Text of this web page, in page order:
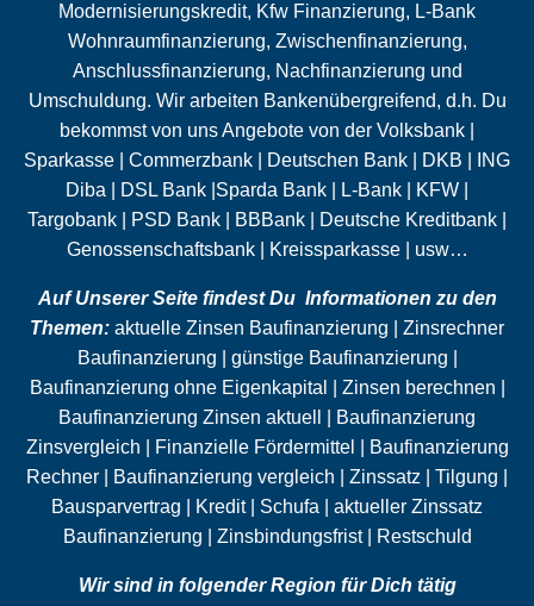
Modernisierungskredit, Kfw Finanzierung, L-Bank
Wohnraumfinanzierung, Zwischenfinanzierung,
Anschlussfinanzierung, Nachfinanzierung und
Umschuldung. Wir arbeiten Bankenübergreifend, d.h. Du
bekommst von uns Angebote von der Volksbank |
Sparkasse | Commerzbank | Deutschen Bank | DKB | ING
Diba | DSL Bank |Sparda Bank | L-Bank | KFW |
Targobank | PSD Bank | BBBank | Deutsche Kreditbank |
Genossenschaftsbank | Kreissparkasse | usw…
Auf Unserer Seite findest Du Informationen zu den
Themen: aktuelle Zinsen Baufinanzierung | Zinsrechner
Baufinanzierung | günstige Baufinanzierung |
Baufinanzierung ohne Eigenkapital
| Zinsen berechnen |
Baufinanzierung Zinsen aktuell | Baufinanzierung
Zinsvergleich | Finanzielle Fördermittel | Baufinanzierung
Rechner | Baufinanzierung vergleich | Zinssatz | Tilgung
Bausparvertrag | Kredit | Schufa | aktueller Zinssatz
Baufinanzierung | Zinsbindungsfrist |
Restschuld
Wir sind in folgender Region für Dich tätig